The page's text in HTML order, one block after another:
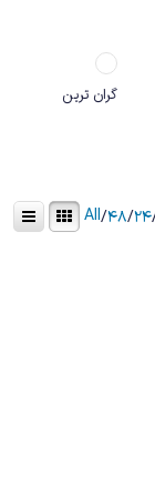
گران ترین
۲۴/۴۸/
All